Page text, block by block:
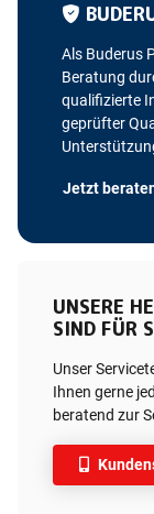
Als Buderus
Beratung
qualifizierte
geprüfter
Jetzt
UNSERE
SIND FÜR
Unser
Ihnen gerne
beratend zur